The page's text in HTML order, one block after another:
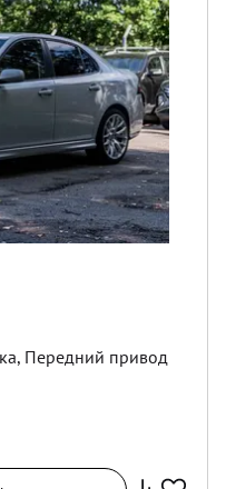
, Передний привод